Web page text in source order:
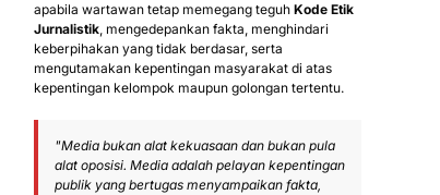
apabila wartawan tetap memegang teguh Kode Etik
Jurnalistik, mengedepankan fakta, menghindari
keberpihakan yang tidak berdasar, serta
mengutamakan kepentingan masyarakat di atas
kepentingan kelompok maupun golongan tertentu.
"Media bukan alat kekuasaan dan bukan pula
alat oposisi. Media adalah pelayan kepentingan
publik yang bertugas menyampaikan fakta,